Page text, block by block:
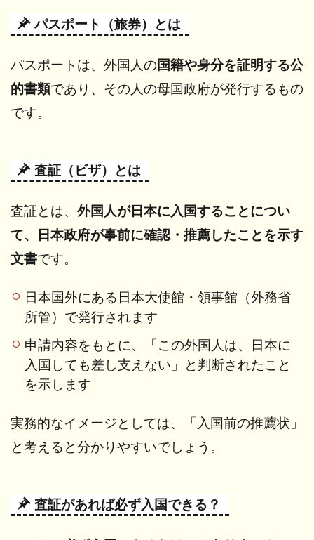
とは
か？
3.1
資格
3.2
を所
管す
るの
はど
4
「査
と
「在
留資
格」
い
と
専
パスポート（旅券）とは
パスポートは、外国人の国籍や身分を証明する公
的書類であり、 その人の母国政府が発行するもの
です。
査証（ビザ）とは
査証とは、 外国人が日本に入国することについ
て、日本政府が事前に確認・推薦したことを示す
文書です。
日本国外にある 日本大使館・領事館（外務省
所管）で発行されます
申請内容をもとに、
「この外国人は、日本に
入国しても差し支えない」と判断されたこと
を示します
実務的なイメージとしては、
「入国前の推薦状」
と考えると分かりやすいでしょう。
査証があれば必ず入国できる？